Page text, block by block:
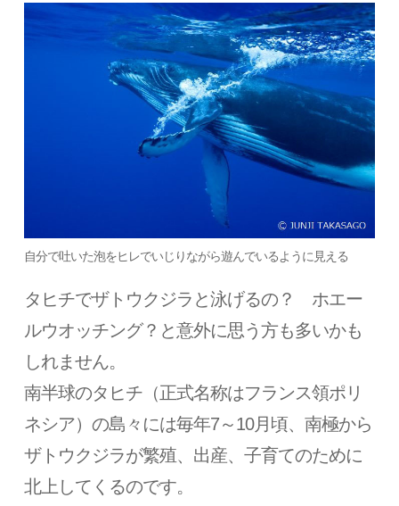
自分で吐いた泡をヒレでいじりながら遊んでいるように見える
タヒチでザトウクジラと泳げるの？ ホエー
ルウオッチング？と意外に思う方も多いかも
しれません。
南半球のタヒチ（正式名称はフランス領ポリ
ネシア）の島々には毎年7～10月頃、南極から
ザトウクジラが繁殖、出産、子育てのために
北上してくるのです。